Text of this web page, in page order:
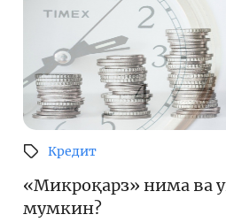
Кредит
«Микроқарз» нима ва
мумкин?